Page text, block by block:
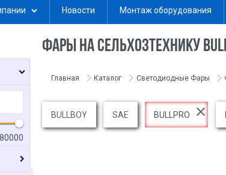
Новости Монтаж оборудования
ФАРЫ НА СЕЛЬХОЗТЕХНИКУ
Главная Каталог Светодиодные Фары
BULLBOY SAE BULLPRO